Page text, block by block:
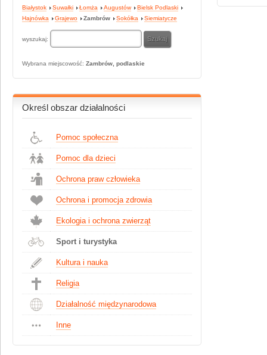
Białystok Suwałki Łomża Augustów
Bielsk Podlaski
Hajnówka
Grajewo Zambrów Sokółka Siemiatycze
wyszukaj:
Wybrana miejscowość: Zambrów, podlaskie
Określ obszar działalności
Pomoc społeczna
Pomoc dla dzieci
Ochrona praw człowieka
Ochrona i promocja zdrowia
Ekologia i ochrona zwierząt
Sport i turystyka
Kultura i nauka
Religia
Działalność międzynarodowa
Inne